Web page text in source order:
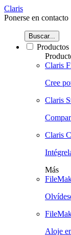
Claris
Ponerse en contacto
Buscar...
Productos
Claris
Cree
Claris
Claris
Más
Aloje